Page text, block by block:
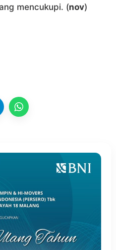
mencukupi. (nov)